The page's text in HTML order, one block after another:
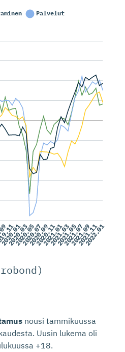
nousi tammikuussa
Uusin lukema oli
+18.